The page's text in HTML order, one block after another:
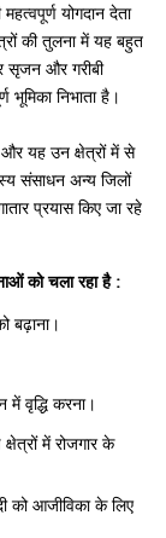
योगदान देता
की तुलना में यह बहुत
सृजन और गरीबी
निभाता है।
और यह उन क्षेत्रों में से
संसाधन अन्य जिलों
प्रयास किए जा रहे
को चला रहा है :
बढ़ाना।
वृद्धि करना।
में रोजगार के
को आजीविका के लिए